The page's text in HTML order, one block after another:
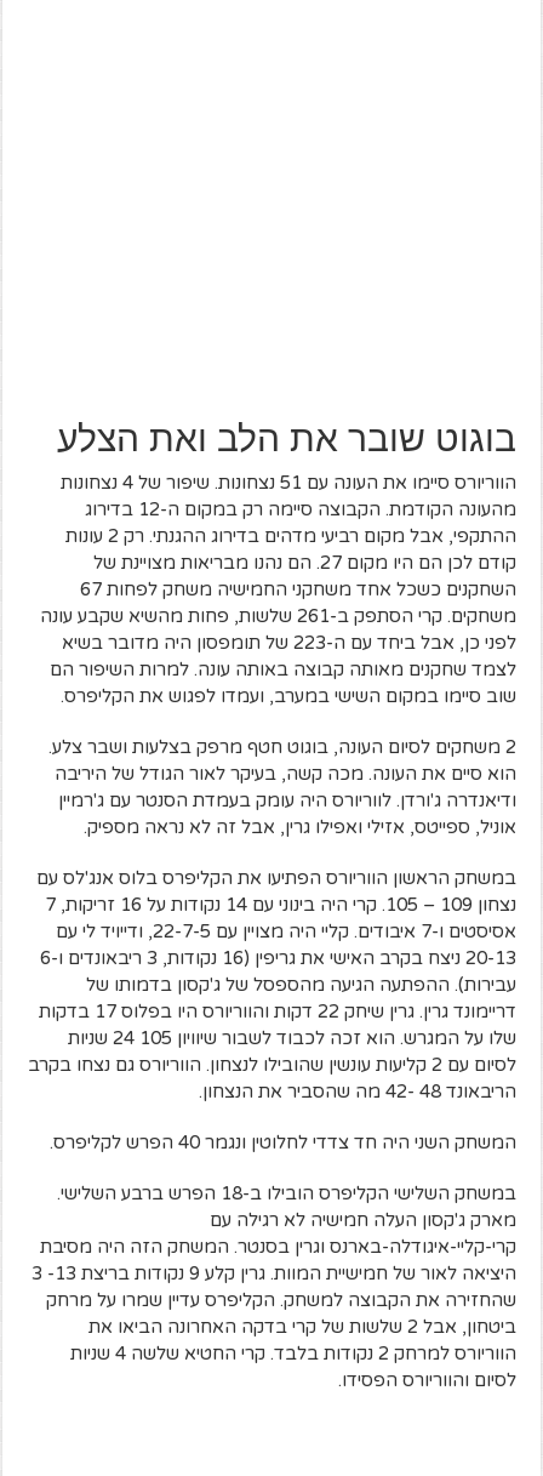
בוגוט שובר את הלב ואת הצלע
הווריורס סיימו את העונה עם 51 נצחונות. שיפור של 4 נצחונות
מהעונה הקודמת. הקבוצה סיימה רק במקום ה-12 בדירוג
ההתקפי, אבל מקום רביעי מדהים בדירוג ההגנתי. רק 2 עונות
קודם לכן הם היו מקום 27. הם נהנו מבריאות מצויינת של
השחקנים כשכל אחד משחקני החמישיה משחק לפחות 67
משחקים. קרי הסתפק ב-261 שלשות, פחות מהשיא שקבע עונה
לפני כן, אבל ביחד עם ה-223 של תומפסון היה מדובר בשיא
לצמד שחקנים מאותה קבוצה באותה עונה. למרות השיפור הם
שוב סיימו במקום השישי במערב, ועמדו לפגוש את הקליפרס.
2 משחקים לסיום העונה, בוגוט חטף מרפק בצלעות ושבר צלע.
הוא סיים את העונה. מכה קשה, בעיקר לאור הגודל של היריבה
ודיאנדרה ג'ורדן. לווריורס היה עומק בעמדת הסנטר עם ג'רמיין
אוניל, ספייטס, אזילי ואפילו גרין, אבל זה לא נראה מספיק.
במשחק הראשון הווריורס הפתיעו את הקליפרס בלוס אנג'לס עם
נצחון 109 – 105. קרי היה בינוני עם 14 נקודות על 16 זריקות, 7
אסיסטים ו-7 איבודים. קליי היה מצויין עם 22-7-5, ודייויד לי עם
20-13 ניצח בקרב האישי את גריפין (16 נקודות, 3 ריבאונדים ו-6
עבירות). ההפתעה הגיעה מהספסל של ג'קסון בדמותו של
דריימונד גרין. גרין שיחק 22 דקות והווריורס היו בפלוס 17 בדקות
שלו על המגרש. הוא זכה לכבוד לשבור שיוויון 105 24 שניות
לסיום עם 2 קליעות עונשין שהובילו לנצחון. הווריורס גם נצחו בקרב
הריבאונד 48 -42 מה שהסביר את הנצחון.
המשחק השני היה חד צדדי לחלוטין ונגמר 40 הפרש לקליפרס.
במשחק השלישי הקליפרס הובילו ב-18 הפרש ברבע השלישי.
מארק ג'קסון העלה חמישיה לא רגילה עם
קרי-קליי-איגודלה-בארנס וגרין בסנטר. המשחק הזה היה מסיבת
היציאה לאור של חמישיית המוות. גרין קלע 9 נקודות בריצת 13- 3
שהחזירה את הקבוצה למשחק. הקליפרס עדיין שמרו על מרחק
ביטחון, אבל 2 שלשות של קרי בדקה האחרונה הביאו את
הווריורס למרחק 2 נקודות בלבד. קרי החטיא שלשה 4 שניות
לסיום והווריורס הפסידו.